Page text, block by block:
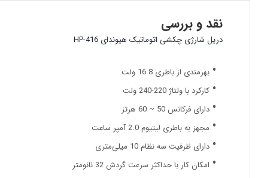
نقد و بررسی
دریل شارژی چکشی اتوماتیک هیوندای HP-416
بهر‌مندی از باطری 16.8 ولت
کارکرد با ولتاژ 220-240 ولت
دارای فرکانس 50 ~ 60 هرتز
مجهز به باطری لیتیوم 2.0 آمپر ساعت
دارای ظرفیت سه نظام 10 میلی‌متری
امکان کار با حداکثر سرعت گردش 32 نانومتر